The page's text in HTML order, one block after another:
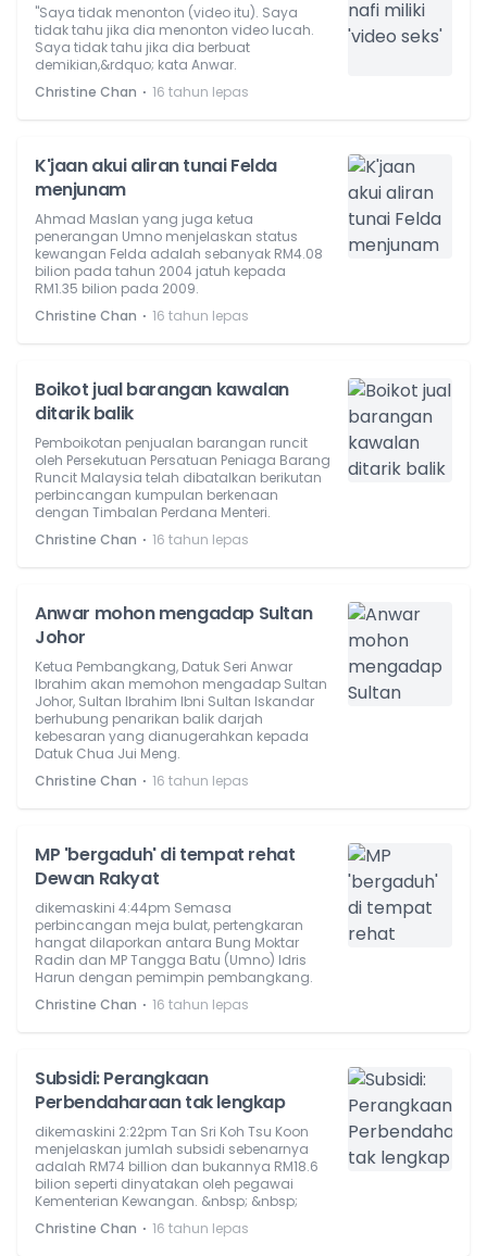
"Saya tidak menonton (video itu). Saya
tidak tahu jika dia menonton video lucah.
Saya tidak tahu jika dia berbuat
demikian,&rdquo; kata Anwar.
Christine Chan ⋅ 16 tahun lepas
K'jaan akui aliran tunai Felda
menjunam
Ahmad Maslan yang juga ketua
penerangan Umno menjelaskan status
kewangan Felda adalah sebanyak RM4.08
bilion pada tahun 2004 jatuh kepada
RM1.35 bilion pada 2009.
Christine Chan ⋅ 16 tahun lepas
Boikot jual barangan kawalan
ditarik balik
Pemboikotan penjualan barangan runcit
oleh Persekutuan Persatuan Peniaga Barang
Runcit Malaysia telah dibatalkan berikutan
perbincangan kumpulan berkenaan
dengan Timbalan Perdana Menteri.
Christine Chan ⋅ 16 tahun lepas
Anwar mohon mengadap Sultan
Johor
Ketua Pembangkang, Datuk Seri Anwar
Ibrahim akan memohon mengadap Sultan
Johor, Sultan Ibrahim Ibni Sultan Iskandar
berhubung penarikan balik darjah
kebesaran yang dianugerahkan kepada
Datuk Chua Jui Meng.
Christine Chan ⋅ 16 tahun lepas
MP 'bergaduh' di tempat rehat
Dewan Rakyat
dikemaskini 4:44pm Semasa
perbincangan meja bulat, pertengkaran
hangat dilaporkan antara Bung Moktar
Radin dan MP Tangga Batu (Umno) Idris
Harun dengan pemimpin pembangkang.
Christine Chan ⋅ 16 tahun lepas
Subsidi: Perangkaan
Perbendaharaan tak lengkap
dikemaskini 2:22pm Tan Sri Koh Tsu Koon
menjelaskan jumlah subsidi sebenarnya
adalah RM74 billion dan bukannya RM18.6
bilion seperti dinyatakan oleh pegawai
Kementerian Kewangan. &nbsp; &nbsp;
Christine Chan ⋅ 16 tahun lepas